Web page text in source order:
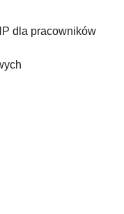
dla pracowników